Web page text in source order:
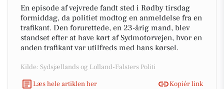
En episode af vejvrede fandt sted i Rødby tirsdag
formiddag, da politiet modtog en anmeldelse fra en
trafikant. Den forurettede, en 23-årig mand, blev
standset efter at have kørt af Sydmotorvejen, hvor en
anden trafikant var utilfreds med hans kørsel.
Kilde: Sydsjællands og Lolland-Falsters Politi
Læs hele artiklen her
Kopiér link